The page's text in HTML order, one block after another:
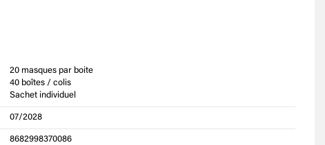
20 masques par boite
40 boîtes / colis
Sachet individuel
07/2028
8682998370086